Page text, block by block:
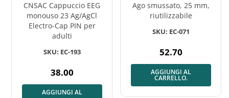
CNSAC Cappuccio EEG
monouso 23 Ag/AgCl
Electro-Cap PIN per
adulti
SKU: EC-193
Prezzo
normale
38.00
AGGIUNGI AL
Ago smussato, 25 mm,
riutilizzabile
SKU: EC-071
Prezzo
normale
52.70
AGGIUNGI AL
CARRELLO.